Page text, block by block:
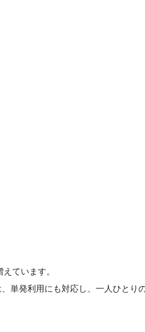
ています。
単発利用にも対応し、一人ひとり